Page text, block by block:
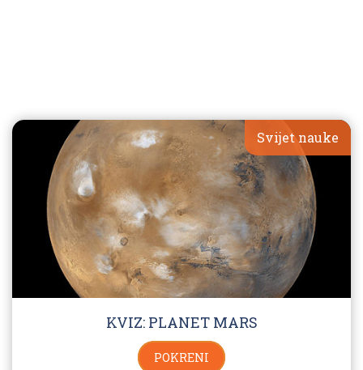
Svijet nauke
KVIZ: PLANET MARS
POKRENI